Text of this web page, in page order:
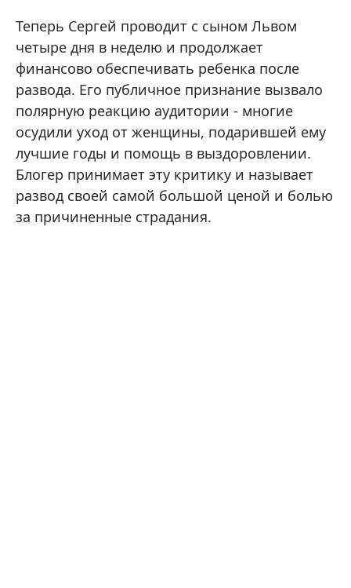
Теперь Сергей проводит с сыном Львом
четыре дня в неделю и продолжает
финансово обеспечивать ребенка после
развода. Его публичное признание вызвало
полярную реакцию аудитории - многие
осудили уход от женщины, подарившей ему
лучшие годы и помощь в выздоровлении.
Блогер принимает эту критику и называет
развод своей самой большой ценой и болью
за причиненные страдания.